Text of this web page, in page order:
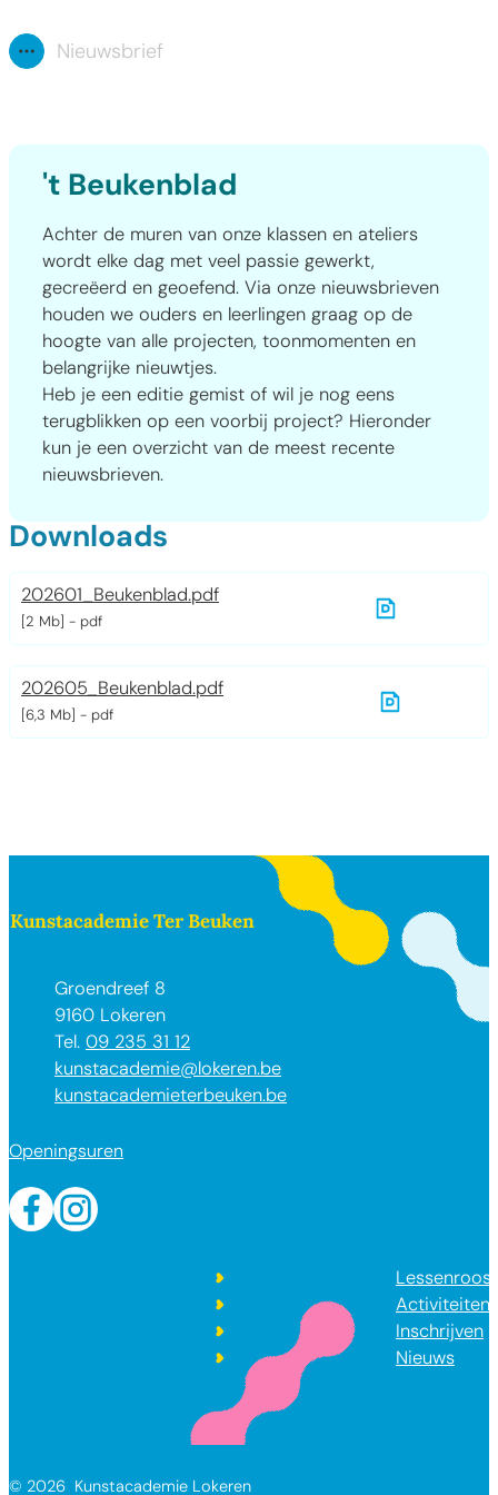
Toon alle broodkruimel items
Nieuwsbrief
't Beukenblad
Achter de muren van onze klassen en ateliers
wordt elke dag met veel passie gewerkt,
gecreëerd en geoefend. Via onze nieuwsbrieven
houden we ouders en leerlingen graag op de
hoogte van alle projecten, toonmomenten en
belangrijke nieuwtjes.
Heb je een editie gemist of wil je nog eens
terugblikken op een voorbij project? Hieronder
kun je een overzicht van de meest recente
nieuwsbrieven.
Downloads
202601_Beukenblad.pdf
2 Mb pdf
202605_Beukenblad.pdf
6,3 Mb pdf
Contact & openingsuren
Kunstacademie Ter Beuken
AdresGroendreef 8
,9160 Lokeren
09 235 31 12
E-mailkunstacademie@lokeren.be
Websitekunstacademieterbeuken.be
Openingsuren
Activiteiten
Inschrijven
Nieuws
FacebookInstagram
© 2026 Kunstacademie Lokeren